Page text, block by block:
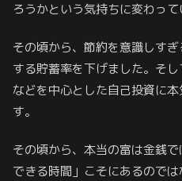
ろうかという気持ちに変わって
その頃から、節約を意識しす
する貯蓄率を下げました。そ
などを中心とした自己投資に
す。
その頃から、本当の富は金銭
できる時間」こそにあるので